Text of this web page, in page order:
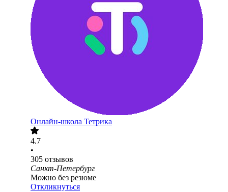
Онлайн-школа Тетрика
4.7
•
305 отзывов
Санкт-Петербург
Можно без резюме
Откликнуться